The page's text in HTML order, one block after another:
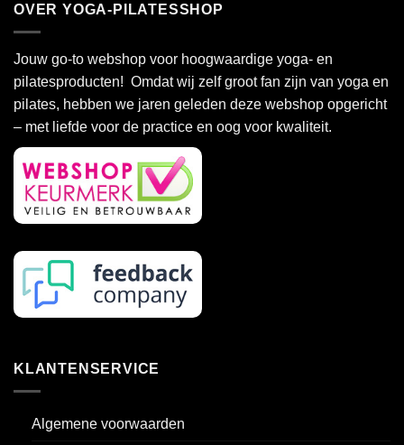
meerdere
variaties.
Deze
optie
gekozen
worden
op
de
productpagina
Deze
kan
gekozen
worden
OVER YOGA-PILATESSHOP
Jouw go-to webshop voor hoogwaardige yoga- en
pilatesproducten! Omdat wij zelf groot fan zijn van yoga en
pilates, hebben we jaren geleden deze webshop opgericht
– met liefde voor de practice en oog voor kwaliteit.
KLANTENSERVICE
Algemene voorwaarden